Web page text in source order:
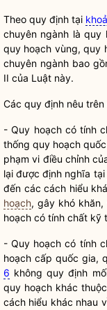
Theo quy định tại
chuyên ngành là quy
quy hoạch vùng, quy
chuyên ngành bao
II của Luật này.
Các quy định nêu
- Quy hoạch có tính
thống quy hoạch
phạm vi điều chỉnh
lại được định nghĩa tại
đến các cách hiểu
hoạch, gây khó
hoạch có tính chất kỹ
- Quy hoạch có tính
hoạch cấp quốc gia,
6 không quy định
quy hoạch khác
cách hiểu khác nhau